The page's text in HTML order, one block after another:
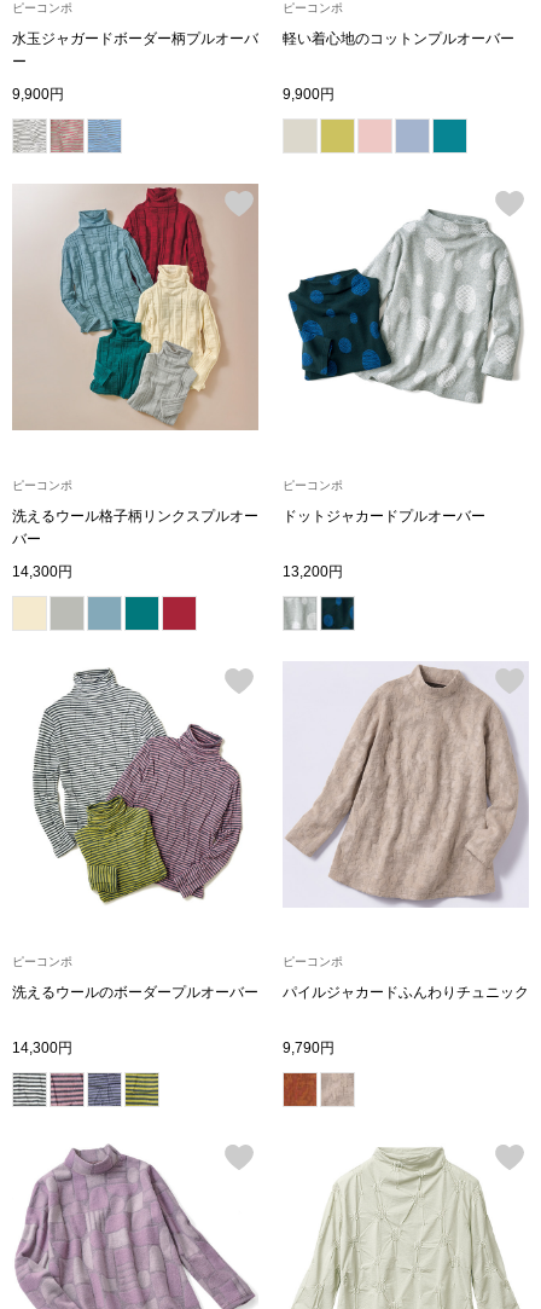
すべて見る
／チュニック
ダーウェア
アクセサリー
ン雑貨
ハンドバッグ
クラッチバッグ
ボディバッグ
リュック･バッ
スーツケース
シューズ
スリップオン
レースアップ
スニーカー
サンダル
財布／小物
財布／コイン
革小物
ピーコンポ
水玉ジャガードボーダー柄プルオーバ
ー
9,900円
ピーコンポ
軽い着心地のコットンプルオーバー
9,900円
ピーコンポ
洗えるウール格子柄リンクスプルオー
バー
14,300円
ピーコンポ
ドットジャカードプルオーバー
13,200円
ピーコンポ
洗えるウールのボーダープルオーバー
14,300円
ピーコンポ
パイルジャカードふんわりチュニック
9,790円